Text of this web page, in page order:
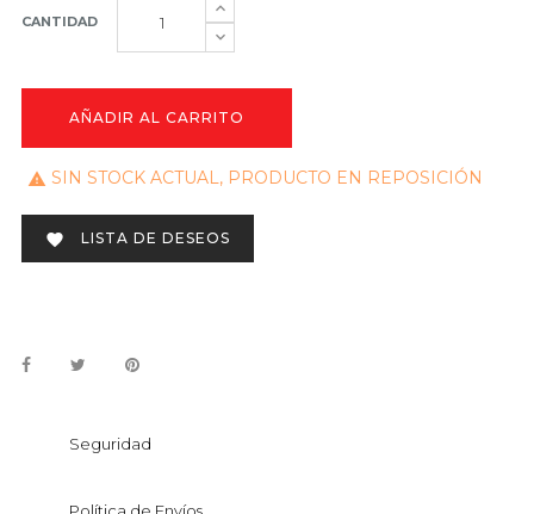
CANTIDAD
AÑADIR AL CARRITO
 SIN STOCK ACTUAL, PRODUCTO EN REPOSICIÓN
 LISTA DE DESEOS
Seguridad